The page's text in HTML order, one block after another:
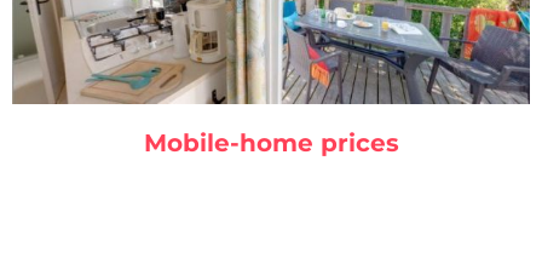
Mobile-home prices